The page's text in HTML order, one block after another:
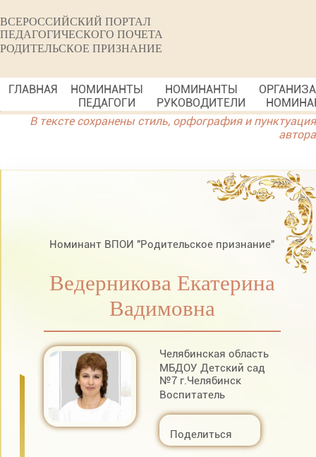
ВСЕРОССИЙСКИЙ ПОРТАЛ
ПЕДАГОГИЧЕСКОГО ПОЧЕТА
РОДИТЕЛЬСКОЕ ПРИЗНАНИЕ
ГЛАВНАЯ
НОМИНАНТЫ
ПЕДАГОГИ
НОМИНАНТЫ
РУКОВОДИТЕЛИ
В тексте сохранены стиль, орфография и пунктуация
автора
Номинант ВПОИ "Родительское признание"
Ведерникова Екатерина
Вадимовна
Челябинская область
МБДОУ Детский сад
№7 г.Челябинск
Воспитатель
Поделиться